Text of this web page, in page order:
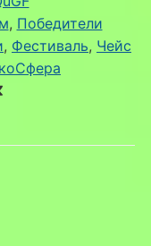
, Победители
, Фестиваль, Чейс